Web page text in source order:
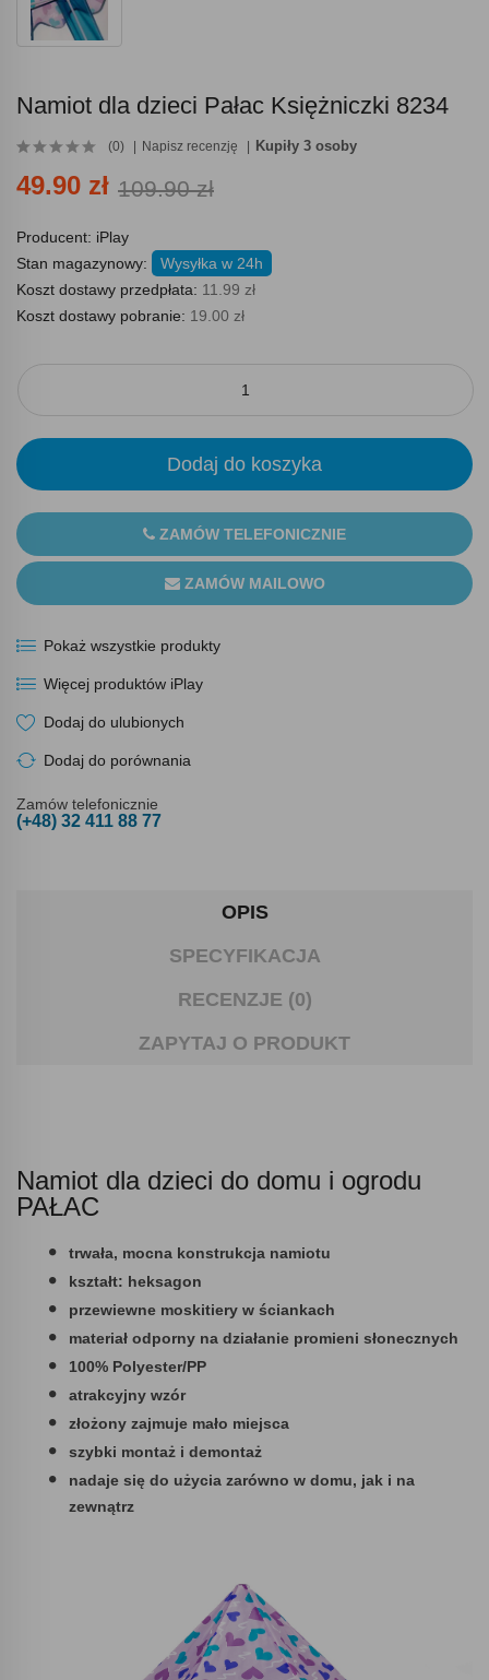
Namiot dla dzieci Pałac Księżniczki 8234
(0) Napisz recenzję Kupiły 3 osoby
49.90 zł 109.90 zł
Producent: iPlay
Stan magazynowy:
Wysyłka w 24h
Koszt dostawy przedpłata: 11.99 zł
Koszt dostawy pobranie: 19.00 zł
Dodaj do koszyka
ZAMÓW TELEFONICZNIE
ZAMÓW MAILOWO
Pokaż wszystkie produkty
Więcej produktów iPlay
Dodaj do ulubionych
Dodaj do porównania
Zamów telefonicznie
(+48) 32 411 88 77
OPIS
SPECYFIKACJA
RECENZJE (0)
ZAPYTAJ O PRODUKT
Namiot dla dzieci do domu i ogrodu
PAŁAC
trwała, mocna konstrukcja namiotu
kształt: heksagon
przewiewne moskitiery w ściankach
materiał odporny na działanie promieni słonecznych
100% Polyester/PP
atrakcyjny wzór
złożony zajmuje mało miejsca
szybki montaż i demontaż
nadaje się do użycia zarówno w domu, jak i na
zewnątrz